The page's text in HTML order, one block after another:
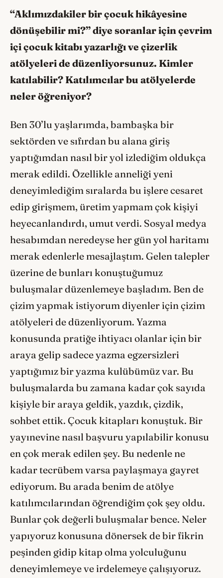
“Aklımızdakiler bir çocuk hikâyesine
dönüşebilir mi?” diye soranlar için çevrim
içi çocuk kitabı yazarlığıve çizerlik
atölyeleri de düzenliyorsunuz. Kimler
katılabilir? Katılımcılar bu atölyelerde
neler öğreniyor?
Ben 30’lu yaşlarımda, bambaşka bir
sektörden ve sıfırdan bu alana giriş
yaptığımdan nasıl bir yol izlediğim oldukça
merak edildi. Özellikle anneliği yeni
deneyimlediğim sıralarda bu işlere cesaret
edip girişmem, üretim yapmam çok kişiyi
heyecanlandırdı, umut verdi. Sosyal medya
hesabımdan neredeyse her gün yol haritamı
merak edenlerle mesajlaştım. Gelen talepler
üzerine de bunları konuştuğumuz
buluşmalar düzenlemeye başladım. Ben de
çizim yapmak istiyorum diyenler için çizim
atölyeleri de düzenliyorum. Yazma
konusunda pratiğe ihtiyacı olanlar için bir
araya gelip sadece yazma egzersizleri
yaptığımız bir yazma kulübümüz var. Bu
buluşmalarda bu zamana kadar çok sayıda
kişiyle bir araya geldik, yazdık, çizdik,
sohbet ettik. Çocuk kitapları konuştuk. Bir
yayınevine nasıl başvuru yapılabilir konusu
en çok merak edilen şey. Bu nedenle ne
kadar tecrübem varsa paylaşmaya gayret
ediyorum. Bu arada benim de atölye
katılımcılarından öğrendiğim çok şey oldu.
Bunlar çok değerli buluşmalar bence. Neler
yapıyoruz konusuna dönersek de bir fikrin
peşinden gidip kitap olma yolculuğunu
deneyimlemeye ve irdelemeye çalışıyoruz.